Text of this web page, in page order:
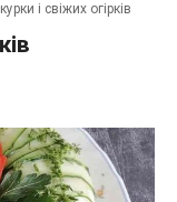
і свіжих огірків